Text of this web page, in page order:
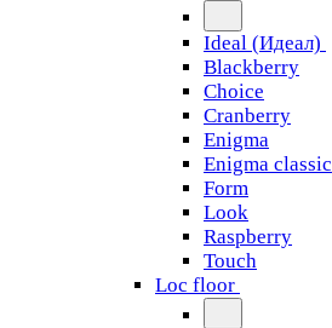
Ideal (Идеал)
Blackberry
Choice
Cranberry
Enigma
Enigma classic
Form
Look
Raspberry
Touch
Loc floor